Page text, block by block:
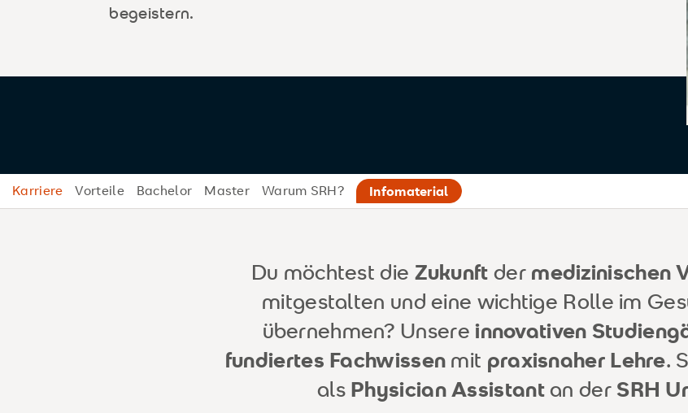
begeistern.
Karriere Vorteile Bachelor Master Warum SRH? Infomaterial
Du möchtest die Zukunft der medizinischen
mitgestalten und eine wichtige Rolle im
übernehmen? Unsere innovativen
fundiertes Fachwissen mit praxisnaher Lehre.
als Physician Assistantan der SRH